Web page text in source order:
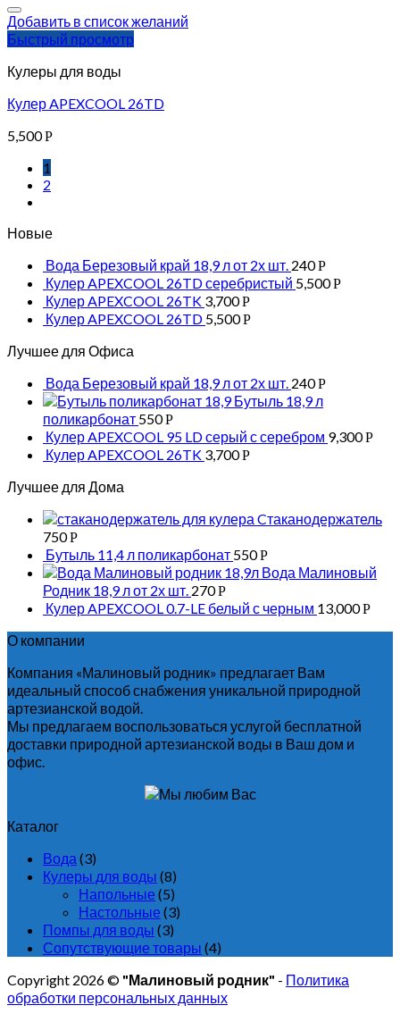
Добавить в список желаний
Быстрый просмотр
Кулеры для воды
Кулер APEXCOOL 26TD
5,500Р
1
2
Новые
Вода Березовый край 18,9 л от 2х шт. 240Р
Кулер APEXCOOL 26TD серебристый 5,500Р
Кулер APEXCOOL 26TK 3,700Р
Кулер APEXCOOL 26TD 5,500Р
Лучшее для Офиса
Вода Березовый край 18,9 л от 2х шт. 240Р
Бутыль 18,9 л
поликарбонат 550Р
Кулер APEXCOOL 95 LD серый с серебром 9,300Р
Кулер APEXCOOL 26TK 3,700Р
Лучшее для Дома
Cтаканодержатель
750Р
Бутыль 11,4 л поликарбонат 550Р
Вода Малиновый
Родник 18,9 л от 2х шт. 270Р
Кулер APEXCOOL 0.7-LE белый с черным 13,000Р
О компании
Компания «Малиновый родник» предлагает Вам
идеальный способ снабжения уникальной природной
артезианской водой.
Мы предлагаем воспользоваться услугой бесплатной
доставки природной артезианской воды в Ваш дом и
офис.
Каталог
Вода (3)
Кулеры для воды (8)
Напольные (5)
Настольные (3)
Помпы для воды (3)
Сопутствующие товары (4)
Copyright 2026 © "Малиновый родник" - Политика
обработки персональных данных